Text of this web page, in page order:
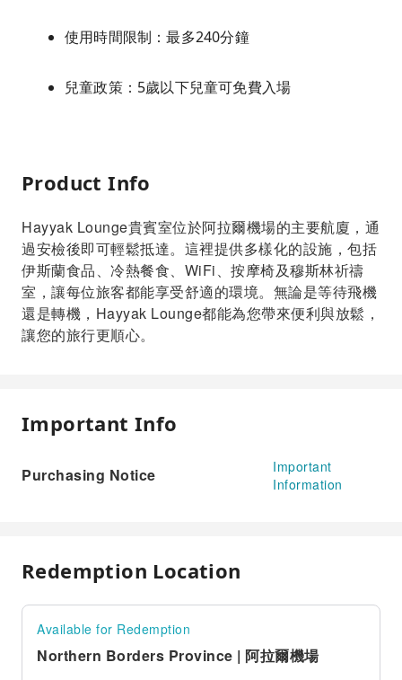
使用時間限制：最多240分鐘
兒童政策：5歲以下兒童可免費入場
Product Info
Hayyak Lounge貴賓室位於阿拉爾機場的主要航廈，通
過安檢後即可輕鬆抵達。這裡提供多樣化的設施，包括
伊斯蘭食品、冷熱餐食、WiFi、按摩椅及穆斯林祈禱
室，讓每位旅客都能享受舒適的環境。無論是等待飛機
還是轉機，Hayyak Lounge都能為您帶來便利與放鬆，
讓您的旅行更順心。
Important Info
Purchasing Notice
Important
Information
Redemption Location
Available for Redemption
Northern Borders Province | 阿拉爾機場